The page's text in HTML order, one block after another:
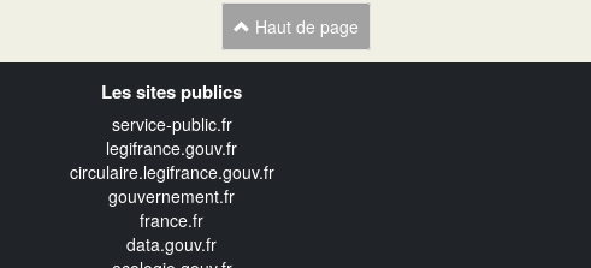
Haut de page
Les sites publics
service-public.fr
legifrance.gouv.fr
circulaire.legifrance.gouv.fr
gouvernement.fr
france.fr
data.gouv.fr